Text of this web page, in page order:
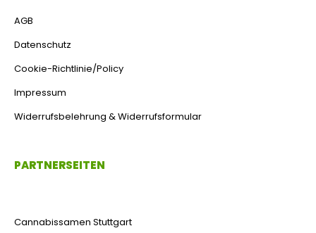
AGB
Datenschutz
Cookie-Richtlinie/Policy
Impressum
Widerrufsbelehrung & Widerrufsformular
PARTNERSEITEN
Cannabissamen Stuttgart